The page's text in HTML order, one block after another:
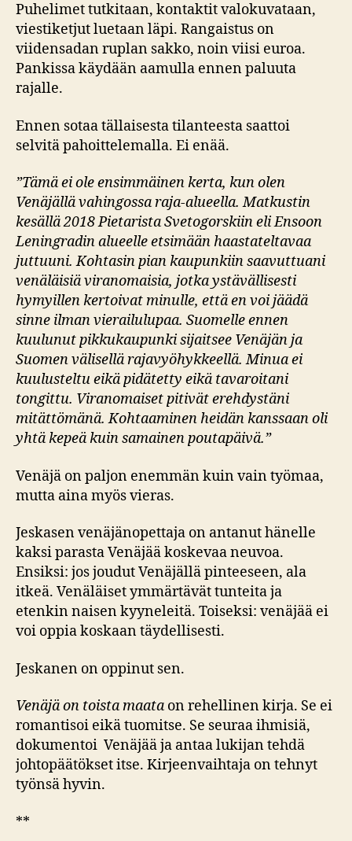
Puhelimet tutkitaan, kontaktit valokuvataan,
viestiketjut luetaan läpi. Rangaistus on
viidensadan ruplan sakko, noin viisi euroa.
Pankissa käydään aamulla ennen paluuta
rajalle.
Ennen sotaa tällaisesta tilanteesta saattoi
selvitä pahoittelemalla. Ei enää.
”Tämä ei ole ensimmäinen kerta, kun olen
Venäjällä vahingossa raja-alueella. Matkustin
kesällä 2018 Pietarista Svetogorskiin eli Ensoon
Leningradin alueelle etsimään haastateltavaa
juttuuni. Kohtasin pian kaupunkiinsaavuttuani
venäläisiä viranomaisia, jotka ystävällisesti
hymyillen kertoivat minulle, että en voi jäädä
sinne ilmanvierailulupaa. Suomelle ennen
kuulunut pikkukaupunki sijaitsee Venäjän ja
Suomen välisellä rajavyöhykkeellä.Minua ei
kuulusteltu eikä pidätetty eikä tavaroitani
tongittu. Viranomaiset pitivät erehdystäni
mitättömänä. Kohtaaminen heidän kanssaan oli
yhtä kepeä kuin samainenpoutapäivä.”
Venäjä on paljon enemmän kuin vain työmaa,
mutta aina myös vieras.
Jeskasen venäjänopettaja on antanut hänelle
kaksi parasta Venäjää koskevaa neuvoa.
Ensiksi: jos joudut Venäjällä pinteeseen, ala
itkeä. Venäläiset ymmärtävät tunteita ja
etenkin naisen kyyneleitä. Toiseksi: venäjää ei
voi oppia koskaan täydellisesti.
Jeskanen on oppinut sen.
Venäjä on toista maata on rehellinen kirja. Se ei
romantisoi eikä tuomitse. Se seuraa ihmisiä,
dokumentoi Venäjää ja antaa lukijan tehdä
johtopäätökset itse. Kirjeenvaihtaja on tehnyt
työnsä hyvin.
**